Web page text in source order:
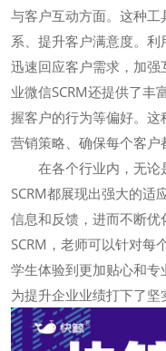
与客户互动方面。这种
系、提升客户满意度。
迅速回应客户需求，加
业微信SCRM还提供了丰
握客户的行为等偏好。
营销策略、确保每个客户
在各个行业内，无
SCRM都展现出强大的适
信息和反馈，进而不断
SCRM，老师可以针对每
学生体验到更加贴心和
为提升企业业绩打下了坚